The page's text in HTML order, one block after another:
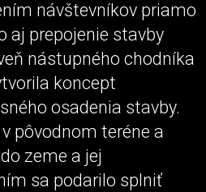
návštevníkov priamo
aj prepojenie stavby
nástupného chodníka
koncept
osadenia stavby.
pôvodnom teréne a
zeme a jej
sa podarilo splniť